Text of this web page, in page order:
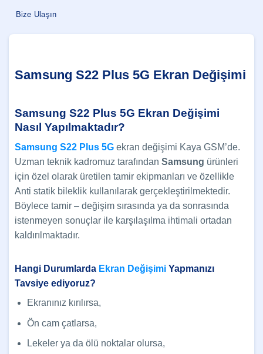
Bize Ulaşın
Samsung S22 Plus 5G Ekran Değişimi
Samsung S22 Plus 5G Ekran Değişimi
Nasıl Yapılmaktadır?
Samsung S22 Plus 5G ekran değişimi Kaya GSM’de.
Uzman teknik kadromuz tarafından Samsung ürünleri
için özel olarak üretilen tamir ekipmanları ve özellikle
Anti statik bileklik kullanılarak gerçekleştirilmektedir.
Böylece tamir – değişim sırasında ya da sonrasında
istenmeyen sonuçlar ile karşılaşılma ihtimali ortadan
kaldırılmaktadır.
Hangi Durumlarda Ekran Değişimi Yapmanızı
Tavsiye ediyoruz?
Ekranınız kırılırsa,
Ön cam çatlarsa,
Lekeler ya da ölü noktalar olursa,